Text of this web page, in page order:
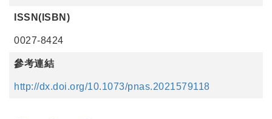
ISSN(ISBN)
0027-8424
參考連結
http://dx.doi.org/10.1073/pnas.2021579118